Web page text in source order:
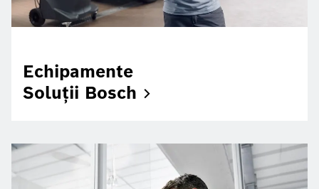
Echipamente
Soluții Bosch